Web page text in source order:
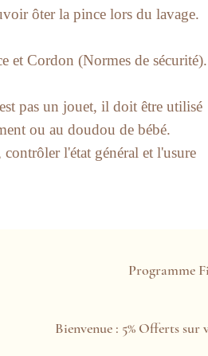
ôter la pince lors du lavage.
et Cordon (Normes de sécurité).
pas un jouet, il doit être utilisé
ou au doudou de bébé.
l'état général et l'usure
Programme
Bienvenue : 5% Offerts sur